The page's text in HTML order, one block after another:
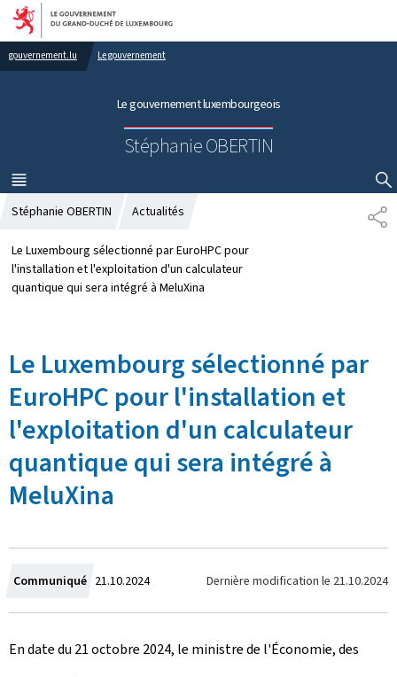
Aller au menu principal
Aller au contenu
gouvernement.lu Le gouvernement
Le gouvernement luxembourgeois
Stéphanie OBERTIN
MENU
PRINCIPAL
AFFICHER / MASQUER LA RECHERCHE
P
A
Stéphanie OBERTIN Actualités
Le Luxembourg sélectionné par EuroHPC pour
l'installation et l'exploitation d'un calculateur
quantique qui sera intégré à MeluXina
Le Luxembourg sélectionné par
EuroHPC pour l'installation et
l'exploitation d'un calculateur
quantique qui sera intégré à
MeluXina
Communiqué C
r
é
21.10.2024 Dernière modification le 21.10.2024
En date du 21 octobre 2024, le ministre de l'Économie, des